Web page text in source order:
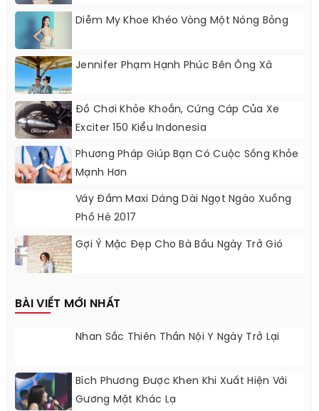
Diễm My Khoe Khéo Vòng Một Nóng Bỏng
Jennifer Phạm Hạnh Phúc Bên Ông Xã
Đồ Chơi Khỏe Khoắn, Cứng Cáp Của Xe
Exciter 150 Kiểu Indonesia
Phương Pháp Giúp Bạn Có Cuộc Sống Khỏe
Mạnh Hơn
Váy Đầm Maxi Dáng Dài Ngọt Ngào Xuống
Phố Hè 2017
Gợi Ý Mặc Đẹp Cho Bà Bầu Ngày Trở Gió
BÀI VIẾT MỚI NHẤT
Nhan Sắc Thiên Thần Nội Y Ngày Trở Lại
Bích Phương Được Khen Khi Xuất Hiện Với
Gương Mặt Khác Lạ